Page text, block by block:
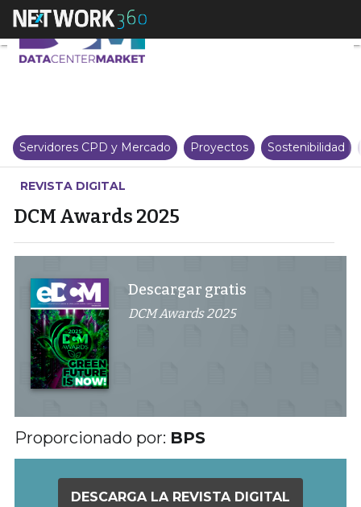
DCM Awards 2025
Servidores CPD y Mercado Proyectos Sostenibilidad
REVISTA DIGITAL
DCM Awards 2025
Descargar gratis
DCM Awards 2025
Proporcionado por: BPS
DESCARGA LA REVISTA DIGITAL